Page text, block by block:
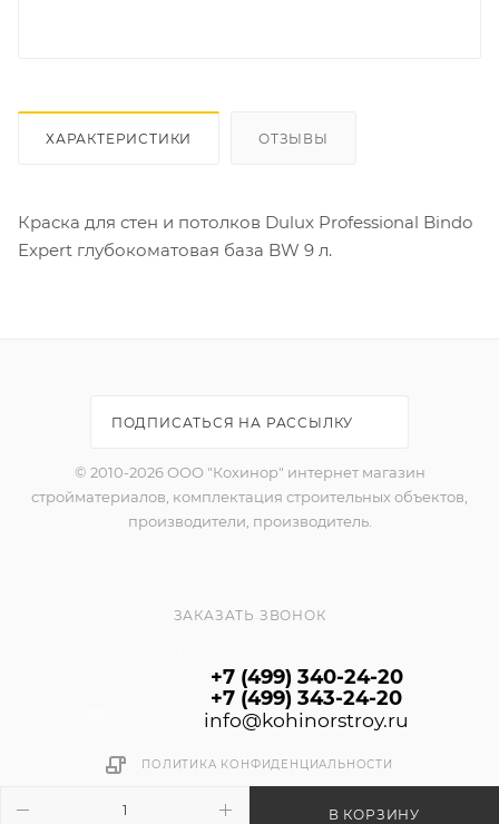
В КОРЗИНУ
ХАРАКТЕРИСТИКИ ОТЗЫВЫ
Краска для стен и потолков Dulux Professional Bindo
Expert глубокоматовая база BW 9 л.
ПОДПИСАТЬСЯ НА РАССЫЛКУ
© 2010-2026 ООО "Кохинор" интернет магазин
стройматериалов, комплектация строительных объектов,
производители, производитель.
ЗАКАЗАТЬ ЗВОНОК
+7 (499) 340-24-20
+7 (499) 343-24-20
info@kohinorstroy.ru
ПОЛИТИКА КОНФИДЕНЦИАЛЬНОСТИ